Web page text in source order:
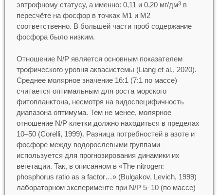
эвтрофному статусу, а именно: 0,11 и 0,20 мг/дм3в
пересчёте на фосфор в точках М1 и М2
соответственно. В большей части проб содержание
фосфора было низким.
Отношение N/P является основным показателем
трофического уровня аквасистемы (Liang et al., 2020).
Среднее молярное значение 16:1 (7:1 по массе)
считается оптимальным для роста морского
фитопланктона, несмотря на видоспецифичность
диапазона оптимума. Тем не менее, молярное
отношение N/P клетки должно находиться в пределах
10–50 (Сorelli, 1999). Разница потребностей в азоте и
фосфоре между водорослевыми группами
используется для прогнозирования динамики их
вегетации. Так, в описанном в «The nitrogen:
phosphorus ratio as a factor…» (Bulgakov, Levich, 1999)
лабораторном эксперименте при N/P 5–10 (по массе)